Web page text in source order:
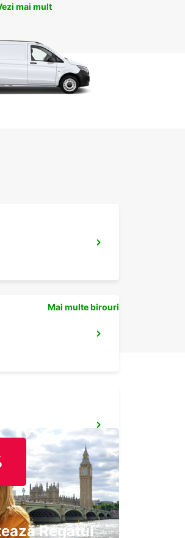
mai mult
Mai multe birouri
Regatul